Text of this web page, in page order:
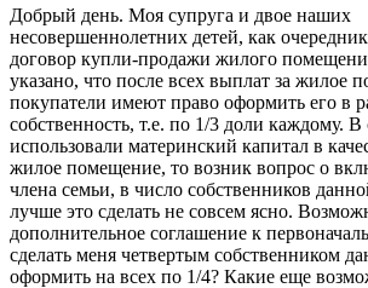
Добрый день. Моя супруга и двое наших
несовершеннолетних детей, как
договор купли-продажи жилого
указано, что после всех выплат за жилое
покупатели имеют право оформить его в
собственность, т.е. по 1/3 доли каждому.
использовали материнский капитал в
жилое помещение, то возник вопрос о
члена семьи, в число собственников
лучше это сделать не совсем ясно.
дополнительное соглашение к
сделать меня четвертым собственником
оформить на всех по 1/4? Какие еще